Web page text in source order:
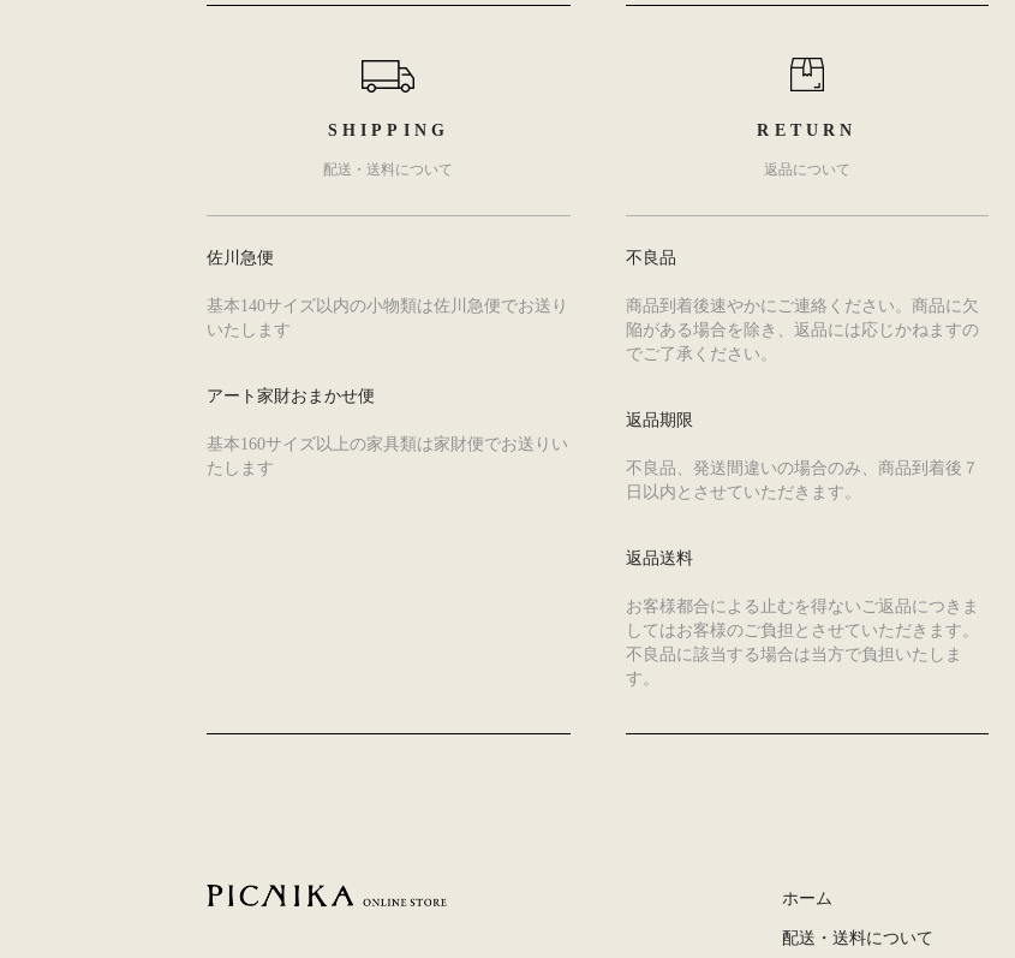
SHIPPING
配送・送料について
佐川急便
基本140サイズ以内の小物類は佐川急便でお送り
いたします
アート家財おまかせ便
基本160サイズ以上の家具類は家財便でお送りい
たします
RETURN
返品について
不良品
商品到着後速やかにご連絡ください。商品に欠
陥がある場合を除き、返品には応じかねますの
でご了承ください。
返品期限
不良品、発送間違いの場合のみ、商品到着後７
日以内とさせていただきます。
返品送料
お客様都合による止むを得ないご返品につきま
してはお客様のご負担とさせていただきます。
不良品に該当する場合は当方で負担いたしま
す。
ホーム
配送・送料について